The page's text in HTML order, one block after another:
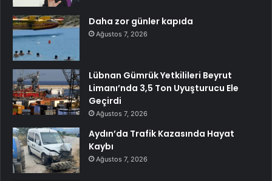
Daha zor günler kapıda
Ağustos 7, 2026
Lübnan Gümrük Yetkilileri Beyrut
Limanı’nda 3,5 Ton Uyuşturucu Ele
Geçirdi
Ağustos 7, 2026
Aydın’da Trafik Kazasında Hayat
Kaybı
Ağustos 7, 2026